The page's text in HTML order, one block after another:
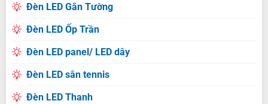
Đèn LED Gắn Tường
Đèn LED Ốp Trần
Đèn LED panel/ LED dây
Đèn LED sân tennis
Đèn LED Thanh